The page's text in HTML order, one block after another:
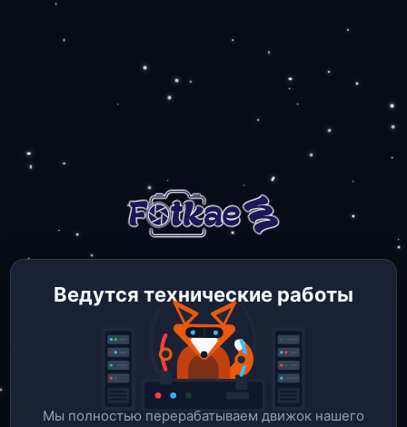
Ведутся технические работы
Мы полностью перерабатываем движок нашего